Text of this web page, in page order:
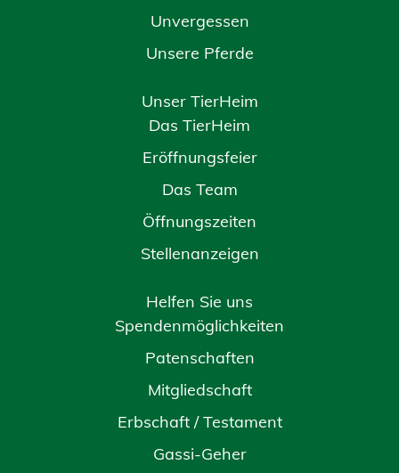
Unvergessen
Unsere Pferde
Unser TierHeim
Das TierHeim
Eröffnungsfeier
Das Team
Öffnungszeiten
Stellenanzeigen
Helfen Sie uns
Spendenmöglichkeiten
Patenschaften
Mitgliedschaft
Erbschaft / Testament
Gassi-Geher